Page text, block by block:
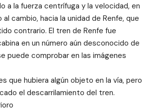
a la fuerza centrífuga y la velocidad, en
cambio, hacia la unidad de Renfe, que
contrario. El tren de Renfe fue
en un número aún desconocido de
puede comprobar en las imágenes
que hubiera algún objeto en la vía, pero
el descarrilamiento del tren.